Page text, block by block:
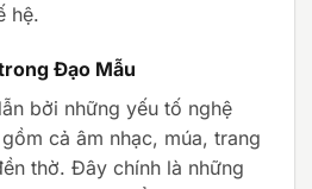
hệ.
Đạo Mẫu
bởi những yếu tố nghệ
cả âm nhạc, múa, trang
thờ. Đây chính là những